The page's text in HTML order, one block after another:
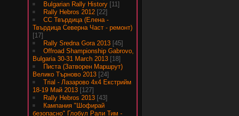
Bulgarian Rally History [11]
Rally Hebros 2012 [22]
СС Твърдица (Елена -
Твърдица Северна Част - ремонт)
[17]
Rally Sredna Gora 2013 [45]
Offroad Shampionship Gabrovo,
Bulgaria 30-31 March 2013 [18]
Писта (Затворен Маршрут)
Велико Търново 2013 [24]
Trial - Лазарово 4х4 Екстрийм
18-19 Май 2013 [127]
Rally Hebros 2013 [43]
Кампания "Шофирай
безопасно" Глобул Рали Тим -